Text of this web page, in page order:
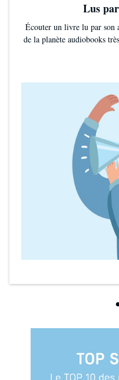
Lus
Écouter un livre lu par son
de la planète audiobooks